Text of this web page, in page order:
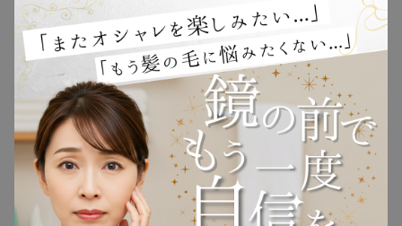
特徴
清潔感のあるホワイト
と優しいベージュの木
目で統一。大人のため
のプレミアムなエクス
テ『ビューティアッ
プ』をはじめ、オーダ
ーメイドウィッグ『パ
フィール ふわり』のご
試着、各種メンテナン